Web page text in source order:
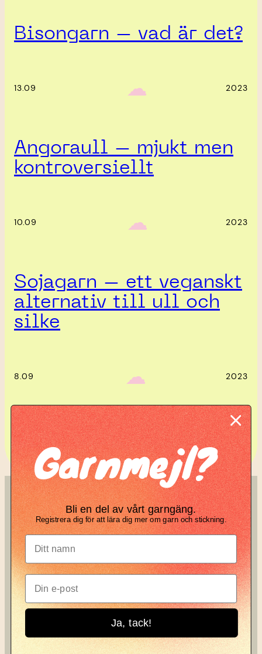
Bisongarn – vad är det?
13.09 ‎ ‎‎ ☁︎‎‎ 2023
Angoraull – mjukt men
kontroversiellt
10.09 ‎ ‎‎ ☁︎‎‎ 2023
Sojagarn – ett veganskt
alternativ till ull och
silke
8.09 ‎ ‎‎ ☁︎‎‎ 2023
Komplett guide: Lär dig
tova din stickning
SÖK
Search
KNIT KNOT
Manifesto
Garnbrev
Garnmejl?
Bli en del av vårt garngäng.
Registrera dig för att lära dig mer om garn och stickning.
Ja, tack!